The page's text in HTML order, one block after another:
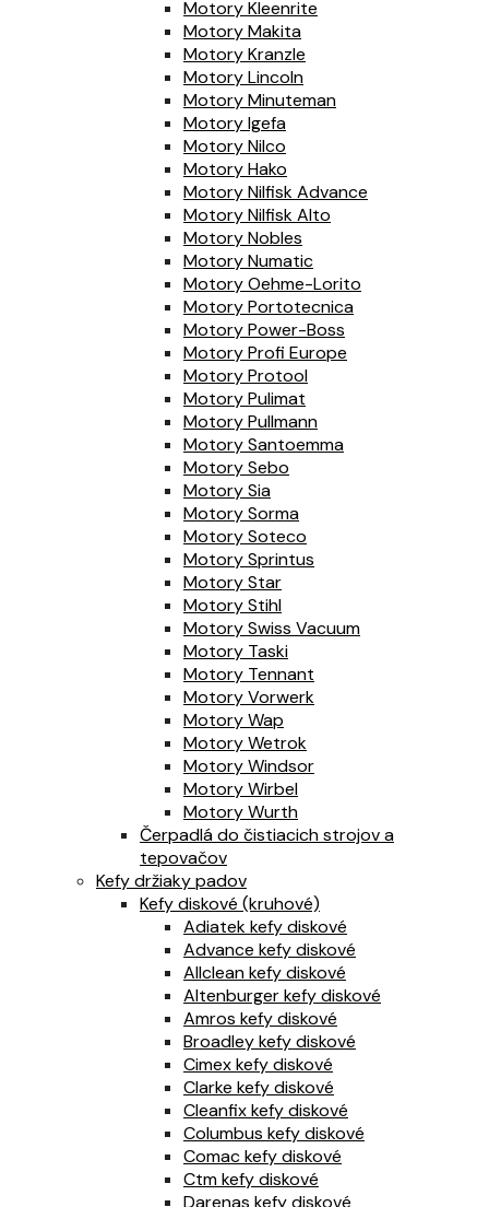
Motory Kleenrite
Motory Makita
Motory Kranzle
Motory Lincoln
Motory Minuteman
Motory Igefa
Motory Nilco
Motory Hako
Motory Nilfisk Advance
Motory Nilfisk Alto
Motory Nobles
Motory Numatic
Motory Oehme-Lorito
Motory Portotecnica
Motory Power-Boss
Motory Profi Europe
Motory Protool
Motory Pulimat
Motory Pullmann
Motory Santoemma
Motory Sebo
Motory Sia
Motory Sorma
Motory Soteco
Motory Sprintus
Motory Star
Motory Stihl
Motory Swiss Vacuum
Motory Taski
Motory Tennant
Motory Vorwerk
Motory Wap
Motory Wetrok
Motory Windsor
Motory Wirbel
Motory Wurth
Čerpadlá do čistiacich strojov a
tepovačov
Kefy držiaky padov
Kefy diskové (kruhové)
Adiatek kefy diskové
Advance kefy diskové
Allclean kefy diskové
Altenburger kefy diskové
Amros kefy diskové
Broadley kefy diskové
Cimex kefy diskové
Clarke kefy diskové
Cleanfix kefy diskové
Columbus kefy diskové
Comac kefy diskové
Ctm kefy diskové
Darenas kefy diskové